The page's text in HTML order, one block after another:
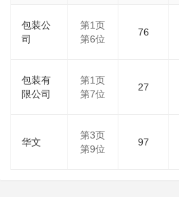
包装公
司
第1页
第6位
76
包装有
限公司
第1页
第7位
27
华文
第3页
第9位
97